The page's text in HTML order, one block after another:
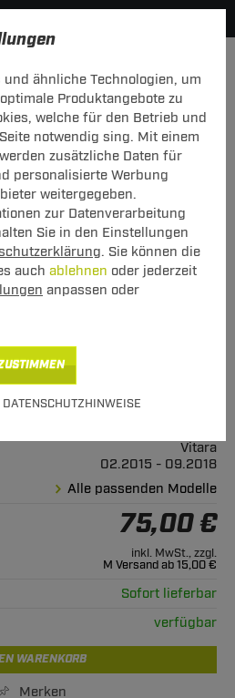
ähnliche Technologien, um
Produktangebote zu
welche für den Betrieb und
notwendig sing. Mit einem
zusätzliche Daten für
personalisierte Werbung
weitergegeben.
zur Datenverarbeitung
Sie in den Einstellungen
. Sie können die
auch ablehnen oder jederzeit
anpassen oder
DATENSCHUTZHINWEISE
Suzuki Vitara
Tiger Suzuki Vitara
- mit
T24DATR4591-12
Vitara
02.2015 - 09.2018
Alle passenden Modelle
75,00 €
inkl. MwSt., zzgl.
M Versand ab 15,00 €
Sofort lieferbar
verfügbar
WARENKORB
Merken